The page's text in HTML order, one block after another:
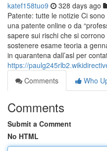
katef158tuo9 328 days ago
Patente: tutte le notizie Ci
una patente online o da
sapere sui rischi che si
sostenere esame teoria a
in quarantena dall’asl per
https://
Comments
Who
Comments
Submit a Comment
No HTML